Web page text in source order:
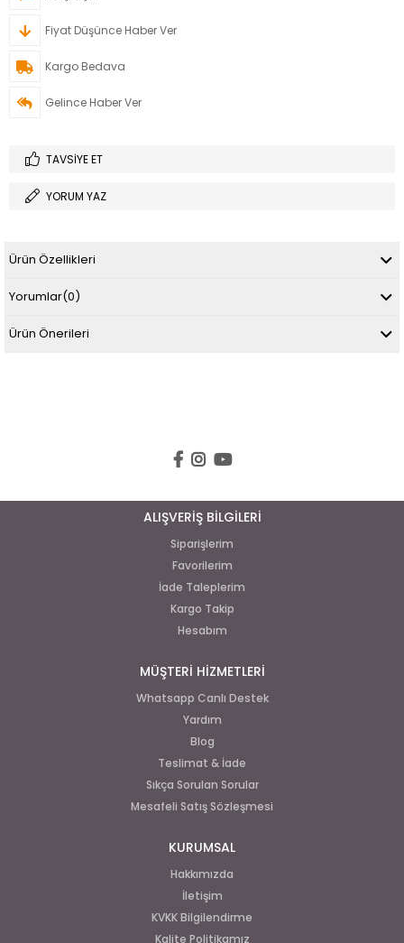
Fiyat Düşünce Haber Ver
Kargo Bedava
Gelince Haber Ver
TAVSIYE ET
YORUM YAZ
Ürün Özellikleri
Yorumlar(0)
Ürün Önerileri
ALIŞVERİŞ BİLGİLERİ
Siparişlerim
Favorilerim
İade Taleplerim
Kargo Takip
Hesabım
MÜŞTERİ HİZMETLERİ
Whatsapp Canlı Destek
Yardım
Blog
Teslimat & İade
Sıkça Sorulan Sorular
Mesafeli Satış Sözleşmesi
KURUMSAL
Hakkımızda
İletişim
KVKK Bilgilendirme
Kalite Politikamız